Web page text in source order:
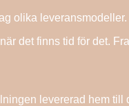
olika
det finns tid för det.
levererad hem